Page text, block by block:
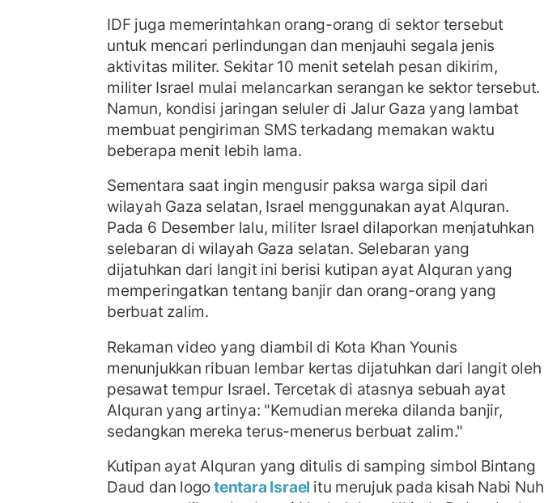
IDF juga memerintahkan orang-orang di sektor tersebut
untuk mencari perlindungan dan menjauhi segala jenis
aktivitas militer. Sekitar 10 menit setelah pesan dikirim,
militer Israel mulai melancarkan serangan ke sektor tersebut.
Namun, kondisi jaringan seluler di Jalur Gaza yang lambat
membuat pengiriman SMS terkadang memakan waktu
beberapa menit lebih lama.
Sementara saat ingin mengusir paksa warga sipil dari
wilayah Gaza selatan, Israel menggunakan ayat Alquran.
Pada 6 Desember lalu, militer Israel dilaporkan menjatuhkan
selebaran di wilayah Gaza selatan. Selebaran yang
dijatuhkan dari langit ini berisi kutipan ayat Alquran yang
memperingatkan tentang banjir dan orang-orang yang
berbuat zalim.
Rekaman video yang diambil di Kota Khan Younis
menunjukkan ribuan lembar kertas dijatuhkan dari langit oleh
pesawat tempur Israel. Tercetak di atasnya sebuah ayat
Alquran yang artinya: "Kemudian mereka dilanda banjir,
sedangkan mereka terus-menerus berbuat zalim."
Kutipan ayat Alquran yang ditulis di samping simbol Bintang
Daud dan logotentara Israel itu merujuk pada kisah Nabi Nuh